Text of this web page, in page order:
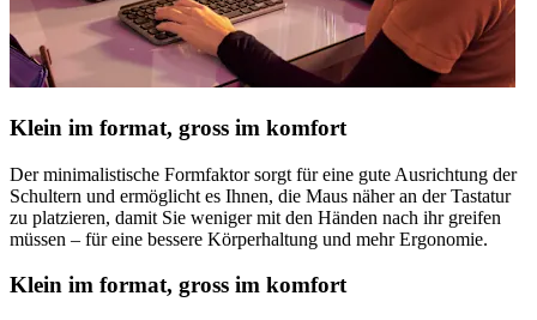
Klein im format, gross im komfort
Der minimalistische Formfaktor sorgt für eine gute Ausrichtung der
Schultern und ermöglicht es Ihnen, die Maus näher an der Tastatur
zu platzieren, damit Sie weniger mit den Händen nach ihr greifen
müssen – für eine bessere Körperhaltung und mehr Ergonomie.
Klein im format, gross im komfort